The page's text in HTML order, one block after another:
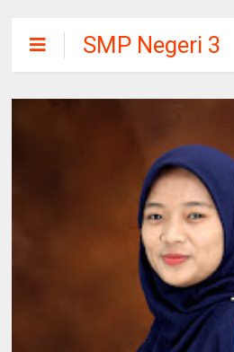
SMP Negeri 3
Suruh